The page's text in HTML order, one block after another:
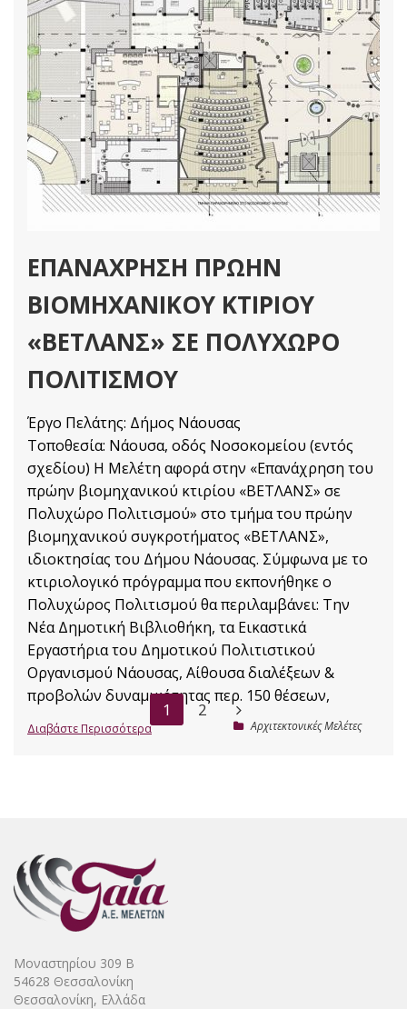
ΕΠΑΝΑΧΡΗΣΗ ΠΡΩΗΝ
ΒΙΟΜΗΧΑΝΙΚΟΥ ΚΤΙΡΙΟΥ
«ΒΕΤΛΑΝΣ» ΣΕ ΠΟΛΥΧΩΡΟ
ΠΟΛΙΤΙΣΜΟΥ
Έργο Πελάτης: Δήμος Νάουσας
Τοποθεσία: Νάουσα, οδός Νοσοκομείου (εντός
σχεδίου) Η Mελέτη αφορά στην «Επανάχρηση του
πρώην βιομηχανικού κτιρίου «ΒΕΤΛΑΝΣ» σε
Πολυχώρο Πολιτισμού» στο τμήμα του πρώην
βιομηχανικού συγκροτήματος «ΒΕΤΛΑΝΣ»,
ιδιοκτησίας του Δήμου Νάουσας. Σύμφωνα με το
κτιριολογικό πρόγραμμα που εκπονήθηκε ο
Πολυχώρος Πολιτισμού θα περιλαμβάνει: Την
Νέα Δημοτική Βιβλιοθήκη, τα Εικαστικά
Εργαστήρια του Δημοτικού Πολιτιστικού
Οργανισμού Νάουσας, Αίθουσα διαλέξεων &
προβολών δυναμικότητας περ. 150 θέσεων,
Αρχιτεκτονικές Μελέτες
Διαβάστε Περισσότερα
1 2
Μοναστηρίου 309 Β
54628 Θεσσαλονίκη
Θεσσαλονίκη, Ελλάδα